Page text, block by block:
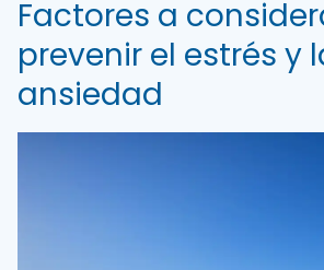
Factores a
prevenir el estrés y
ansiedad